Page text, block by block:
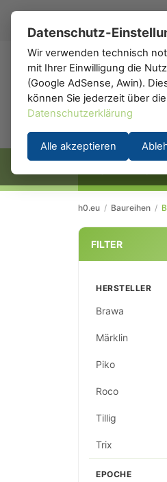
h0
h0.eu / Baureihen /
FILTER
HERSTELLER
Brawa
Märklin
Piko
Roco
Tillig
Trix
EPOCHE
Datenschutz-
Wir verwenden technisch
mit Ihrer Einwilligung die
(Google AdSense, Awin).
können Sie jederzeit über
Datenschutzerklärung
Alle akzeptieren